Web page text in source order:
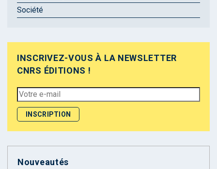
Société
INSCRIVEZ-VOUS À LA NEWSLETTER
CNRS ÉDITIONS !
Nouveautés